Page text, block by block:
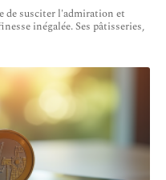
de susciter l'admiration et
inégalée. Ses pâtisseries,